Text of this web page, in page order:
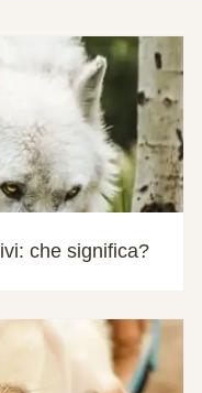
che significa?